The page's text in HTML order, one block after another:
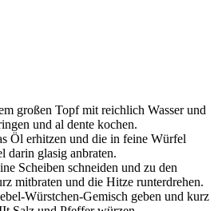
großen Topf mit reichlich Wasser und
und al dente kochen.
Öl erhitzen und die in feine Würfel
darin glasig anbraten.
Scheiben schneiden und zu den
mitbraten und die Hitze runterdrehen.
Würstchen-Gemisch geben und kurz